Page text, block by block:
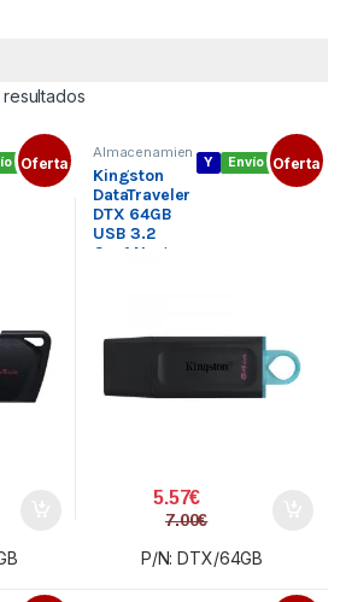
resultadosOrdenado por precio: bajo a alto
gratis
Oferta Envío gratis
Y Oferta
Almacenamien
to externo
Pendrive USB
3.X,Periféricos
Kingston
DataTraveler
DTX 64GB
USB 3.2
Gen1 Negro
5.57€
7.00€
P/N: DTX/64GB